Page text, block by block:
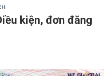
kiện, đơn đăng